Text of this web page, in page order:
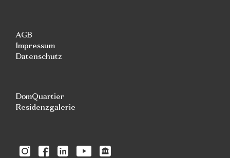
AGB
Impressum
Datenschutz
DomQuartier
Residenzgalerie